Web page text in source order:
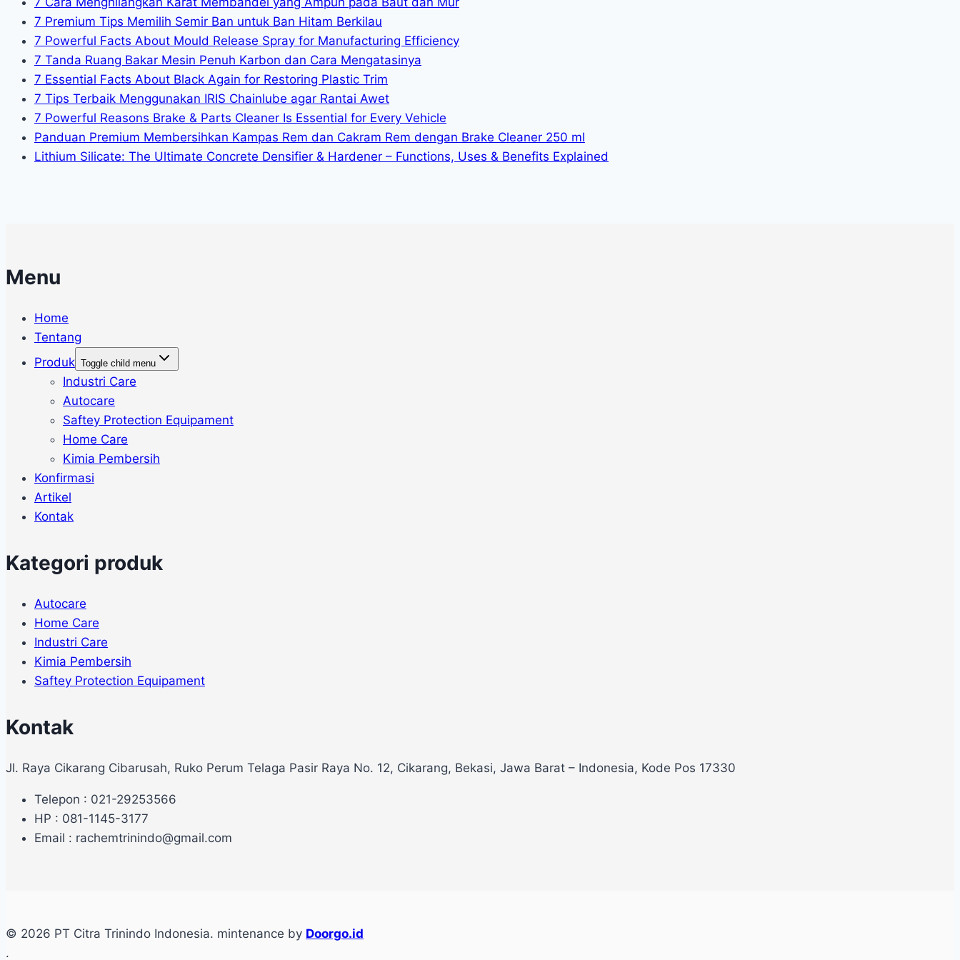
7 Premium Tips Memilih Semir Ban untuk Ban Hitam Berkilau
7 Powerful Facts About Mould Release Spray for Manufacturing Efficiency
7 Tanda Ruang Bakar Mesin Penuh Karbon dan Cara Mengatasinya
7 Essential Facts About Black Again for Restoring Plastic Trim
7 Tips Terbaik Menggunakan IRIS Chainlube agar Rantai Awet
7 Powerful Reasons Brake & Parts Cleaner Is Essential for Every Vehicle
Panduan Premium Membersihkan Kampas Rem dan Cakram Rem dengan Brake Cleaner 250 ml
Lithium Silicate: The Ultimate Concrete Densifier & Hardener – Functions, Uses & Benefits Explained
Menu
Home
Tentang
Produk Toggle child menu
Industri Care
Autocare
Saftey Protection Equipament
Home Care
Kimia Pembersih
Konfirmasi
Artikel
Kontak
Kategori produk
Autocare
Home Care
Industri Care
Kimia Pembersih
Saftey Protection Equipament
Kontak
Jl. Raya Cikarang Cibarusah, Ruko Perum Telaga Pasir Raya No. 12, Cikarang, Bekasi, Jawa Barat – Indonesia, Kode Pos 17330
Telepon : 021-29253566
HP : 081-1145-3177
Email : rachemtrinindo@gmail.com
© 2026 PT Citra Trinindo Indonesia. mintenance by Doorgo.id
.